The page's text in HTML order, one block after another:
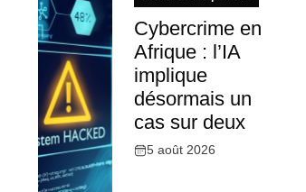
Cybercrime en
Afrique : l’IA
implique
désormais un
cas sur deux
5 août 2026